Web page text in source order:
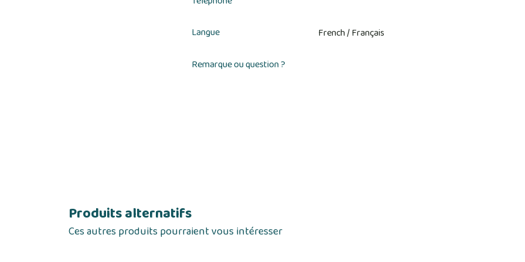
Langue
Remarque ou question ?
Produits alternatifs
Ces autres produits pourraient vous intéresser